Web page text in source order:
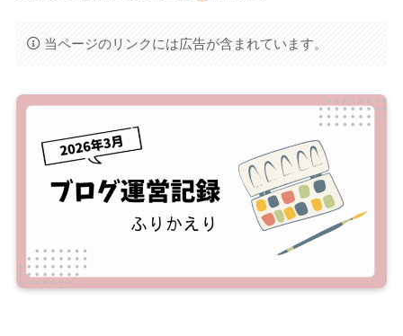
当ページのリンクには広告が含まれています。